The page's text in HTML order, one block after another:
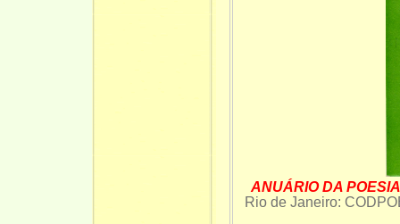
ANUÁRIO DA
Rio de Janeiro: